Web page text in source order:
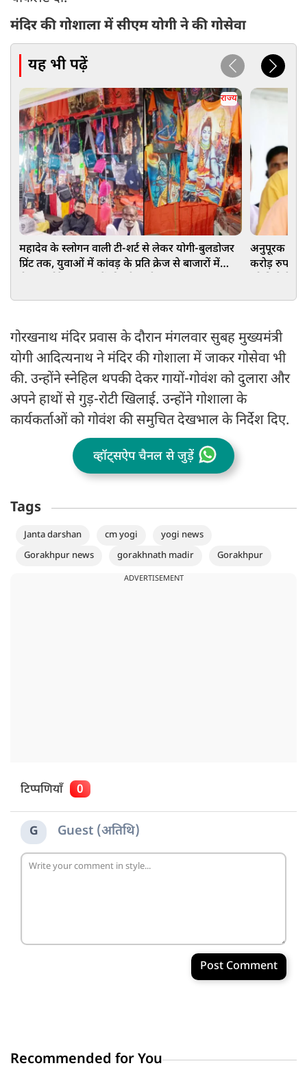
मंदिर की गोशाला में सीएम योगी ने की गोसेवा
यह भी पढ़ें
राज्य
महादेव के स्लोगन वाली टी-शर्ट से लेकर योगी-बुलडोजर
प्रिंट तक, युवाओं में कांवड़ के प्रति क्रेज से बाजारों में
अनुपूरक बजट
करोड़ रुपये
गोरखनाथ मंदिर प्रवास के दौरान मंगलवार सुबह मुख्यमंत्री
योगी आदित्यनाथ ने मंदिर की गोशाला में जाकर गोसेवा भी
की. उन्होंने स्नेहिल थपकी देकर गायों-गोवंश को दुलारा और
अपने हाथों से गुड़-रोटी खिलाई. उन्होंने गोशाला के
कार्यकर्ताओं को गोवंश की समुचित देखभाल के निर्देश दिए.
व्हॉट्सऐप चैनल से जुड़ें
Tags
Janta darshan cm yogi
yogi news
Gorakhpur news
gorakhnath madir Gorakhpur
ADVERTISEMENT
टिप्पणियाँ 0
G Guest (अतिथि)
Post Comment
Recommended for You